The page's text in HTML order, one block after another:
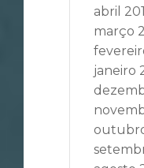
abril
março
janeiro